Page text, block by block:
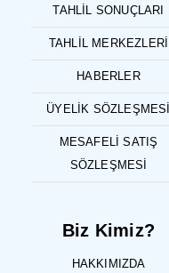
TAHLIL SONUÇLARI
TAHLIL MERKEZLERI
HABERLER
ÜYELIK SÖZLEŞMESI
MESAFELI SATIŞ
SÖZLEŞMESI
Biz Kimiz?
HAKKIMIZDA